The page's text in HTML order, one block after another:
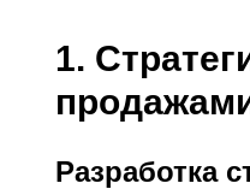
1.
Разработка